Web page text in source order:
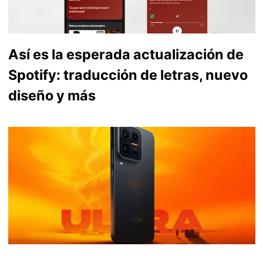
Así es la esperada actualización de
Spotify: traducción de letras, nuevo
diseño y más